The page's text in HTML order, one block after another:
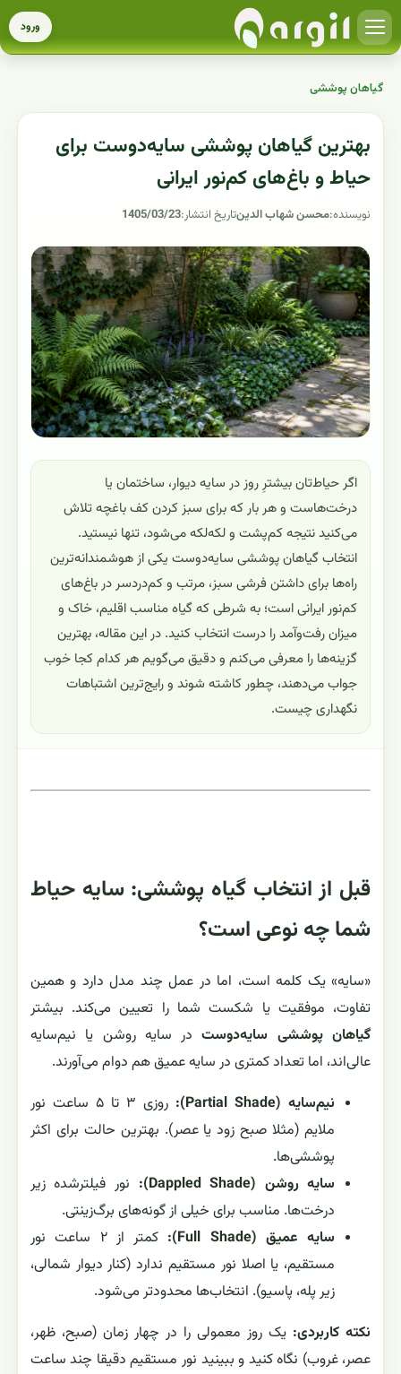
ورود
گیاهان پوششی
بهترین گیاهان پوششی سایه‌دوست برای
حیاط و باغ‌های کم‌نور ایرانی
نویسنده:محسن شهاب الدینتاریخ انتشار:1405/03/23
اگر حیاط‌تان بیشترِ روز در سایه دیوار، ساختمان یا
درخت‌هاست و هر بار که برای سبز کردن کف باغچه تلاش
می‌کنید نتیجه کم‌پشت و لکه‌لکه می‌شود، تنها نیستید.
انتخاب گیاهان پوششی سایه‌دوست یکی از هوشمندانه‌ترین
راه‌ها برای داشتن فرشی سبز، مرتب و کم‌دردسر در باغ‌های
کم‌نور ایرانی است؛ به شرطی که گیاه مناسب اقلیم، خاک و
میزان رفت‌وآمد را درست انتخاب کنید. در این مقاله، بهترین
گزینه‌ها را معرفی می‌کنم و دقیق می‌گویم هر کدام کجا خوب
جواب می‌دهند، چطور کاشته شوند و رایج‌ترین اشتباهات
نگهداری چیست.
قبل از انتخاب گیاه پوششی: سایه حیاط
شما چه نوعی است؟
«سایه» یک کلمه است، اما در عمل چند مدل دارد و همین
تفاوت، موفقیت یا شکست شما را تعیین می‌کند. بیشتر
گیاهان پوششی سایه‌دوستدر سایه روشن یا نیم‌سایه
عالی‌اند، اما تعداد کمتری در سایه عمیق هم دوام می‌آورند.
نیم‌سایه (Partial Shade):
روزی ۳ تا ۵ ساعت نور
ملایم (مثلا صبح زود یا عصر). بهترین حالت برای اکثر
پوششی‌ها.
سایه روشن (Dappled Shade):
نور فیلترشده زیر
درخت‌ها. مناسب برای خیلی از گونه‌های برگ‌زینتی.
سایه عمیق (Full Shade):
کمتر از ۲ ساعت نور
مستقیم، یا اصلا نور مستقیم ندارد (کنار دیوار شمالی،
زیر پله، پاسیو). انتخاب‌ها محدودتر می‌شود.
نکته کاربردی: یک روز معمولی را در چهار زمان (صبح، ظهر،
عصر، غروب) نگاه کنید و ببینید نور مستقیم دقیقا چند ساعت